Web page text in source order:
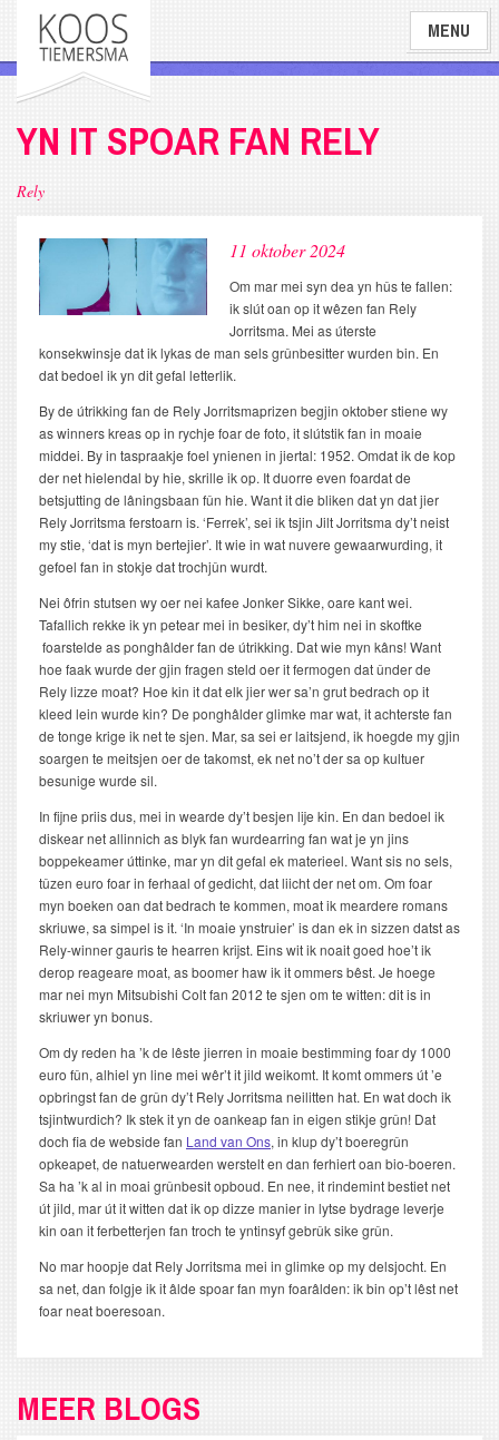
Overslaan
naar
gaan
MENU
YN IT SPOAR FAN RELY
Rely
11 oktober 2024
Om mar mei syn dea yn hûs te fallen:
ik slút oan op it wêzen fan Rely
Jorritsma. Mei as úterste
konsekwinsje dat ik lykas de man sels grûnbesitter wurden bin. En
dat bedoel ik yn dit gefal letterlik.
By de útrikking fan de Rely Jorritsmaprizen begjin oktober stiene wy
as winners kreas op in rychje foar de foto, it slútstik fan in moaie
middei. By in taspraakje foel ynienen in jiertal: 1952. Omdat ik de kop
der net hielendal by hie, skrille ik op. It duorre even foardat de
betsjutting de lâningsbaan fûn hie. Want it die bliken dat yn dat jier
Rely Jorritsma ferstoarn is. ‘Ferrek’, sei ik tsjin Jilt Jorritsma dy’t neist
my stie, ‘dat is myn bertejier’. It wie in wat nuvere gewaarwurding, it
gefoel fan in stokje dat trochjûn wurdt.
Nei ôfrin stutsen wy oer nei kafee Jonker Sikke, oare kant wei.
Tafallich rekke ik yn petear mei in besiker, dy’t him nei in skoftke
foarstelde as ponghâlder fan de útrikking. Dat wie myn kâns! Want
hoe faak wurde der gjin fragen steld oer it fermogen dat ûnder de
Rely lizze moat? Hoe kin it dat elk jier wer sa’n grut bedrach op it
kleed lein wurde kin? De ponghâlder glimke mar wat, it achterste fan
de tonge krige ik net te sjen. Mar, sa sei er laitsjend, ik hoegde my gjin
soargen te meitsjen oer de takomst, ek net no’t der sa op kultuer
besunige wurde sil.
In fijne priis dus, mei in wearde dy’t besjen lije kin. En dan bedoel ik
diskear net allinnich as blyk fan wurdearring fan wat je yn jins
boppekeamer úttinke, mar yn dit gefal ek materieel. Want sis no sels,
tûzen euro foar in ferhaal of gedicht, dat liicht der net om. Om foar
myn boeken oan dat bedrach te kommen, moat ik meardere romans
skriuwe, sa simpel is it. ‘In moaie ynstruier’ is dan ek in sizzen datst as
Rely-winner gauris te hearren krijst. Eins wit ik noait goed hoe’t ik
derop reageare moat, as boomer haw ik it ommers bêst. Je hoege
mar nei myn Mitsubishi Colt fan 2012 te sjen om te witten: dit is in
skriuwer yn bonus.
Om dy reden ha ’k de lêste jierren in moaie bestimming foar dy 1000
euro fûn, alhiel yn line mei wêr’t it jild weikomt. It komt ommers út ’e
opbringst fan de grûn dy’t Rely Jorritsma neilitten hat. En wat doch ik
tsjintwurdich? Ik stek it yn de oankeap fan in eigen stikje grûn! Dat
doch fia de webside fan Land van Ons, in klup dy’t boeregrûn
opkeapet, de natuerwearden werstelt en dan ferhiert oan bio-boeren.
Sa ha ’k al in moai grûnbesit opboud. En nee, it rindemint bestiet net
út jild, mar út it witten dat ik op dizze manier in lytse bydrage leverje
kin oan it ferbetterjen fan troch te yntinsyf gebrûk sike grûn.
No mar hoopje dat Rely Jorritsma mei in glimke op my delsjocht. En
sa net, dan folgje ik it âlde spoar fan myn foarâlden: ik bin op’t lêst net
foar neat boeresoan.
MEER BLOGS